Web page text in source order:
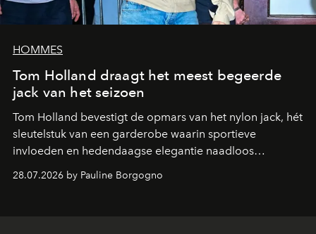
HOMMES
Tom Holland draagt het meest begeerde
jack van het seizoen
Tom Holland bevestigt de opmars van het nylon jack, hét
sleutelstuk van een garderobe waarin sportieve
invloeden en hedendaagse elegantie naadloos
samenkomen.
28.07.2026 by Pauline Borgogno